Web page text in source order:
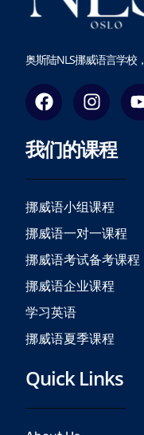
奥斯陆NLS挪威语言学校
F
a
c
e
b
o
o
k
I
n
s
t
a
g
r
a
m
u
我们的课程
挪威语小组课程
挪威语一对一课程
挪威语考试备考课程
挪威语企业课程
学习英语
挪威语夏季课程
Quick Links